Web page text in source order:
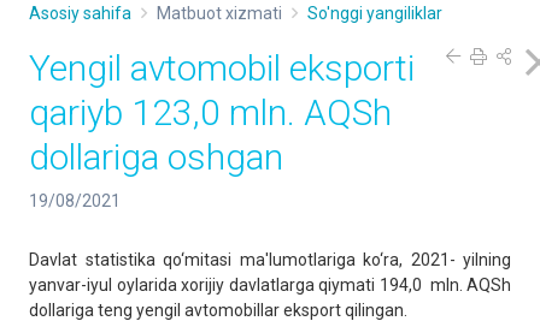
Asosiy sahifa Matbuot xizmati So'nggi yangiliklar
Yengil avtomobil eksporti
qariyb 123,0 mln. AQSh
dollariga oshgan
19/08/2021
Davlat statistika qo‘mitasi ma'lumotlariga ko‘ra, 2021- yilning
yanvar-iyul oylarida xorijiy davlatlarga qiymati 194,0 mln. AQSh
dollariga teng yengil avtomobillar eksport qilingan.